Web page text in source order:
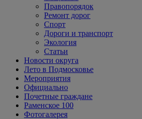
Правопорядок
Ремонт дорог
Спорт
Дороги и транспорт
Экология
Статьи
Новости округа
Лето в Подмосковье
Мероприятия
Официально
Почетные граждане
Раменское 100
Фотогалерея